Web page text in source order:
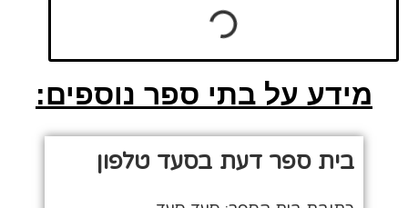
מידע על בתי ספר נוספים:
בית ספר דעת בסעד טלפון